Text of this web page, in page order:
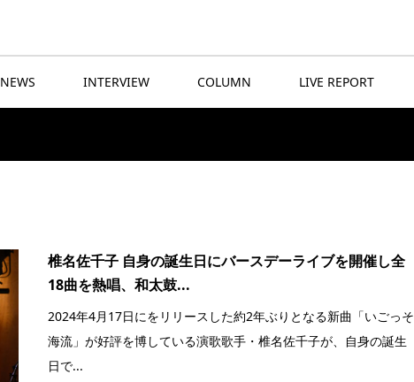
NEWS INTERVIEW COLUMN LIVE REPORT
椎名佐千子 自身の誕生日にバースデーライブを開催し全
18曲を熱唱、和太鼓...
2024年4月17日にをリリースした約2年ぶりとなる新曲「いごっそ
海流」が好評を博している演歌歌手・椎名佐千子が、自身の誕生
日で...